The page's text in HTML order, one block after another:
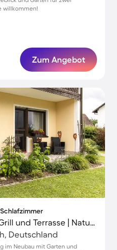
willkommen!
Zum Angebot
Schlafzimmer
Wohnung mit Garten, Grill und Terrasse | Naturblick
Deutschland
im Neubau mit Garten und